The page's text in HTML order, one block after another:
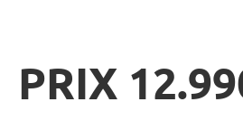
PRIX